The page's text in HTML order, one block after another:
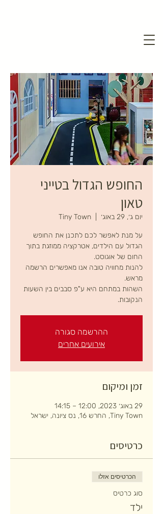
החופש הגדול בטייני
טאון
יום ג׳, 29 באוג׳ Tiny Town
על מנת לאפשר לכם לתכנן את החופש
הגדול עם הילדים, אטרקציה ממוזגת בתוך
להנות מחוויה טובה אנו מאפשרים הרשמה
השהות במתחם היא ע"פ סבבים בין השעות
הנקובות.
ההרשמה סגורה
אירועים אחרים
זמן ומיקום
29 באוג׳ 2023, 12:00 – 14:15
Tiny Town, החרש 16, נס ציונה, ישראל
כרטיסים
הכרטיסים אזלו
סוג כרטיס
ילד